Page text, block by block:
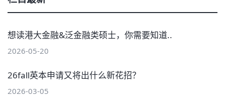
想读港大金融&泛金融类硕士，你需要知道..
2026-05-20
26fall英本申请又将出什么新花招？
2026-03-05